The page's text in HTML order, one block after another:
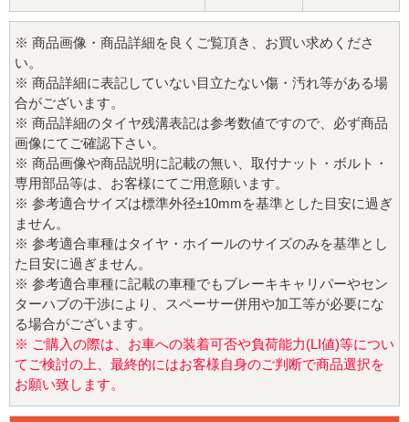
※ 商品画像・商品詳細を良くご覧頂き、お買い求めくださ
い。
※ 商品詳細に表記していない目立たない傷・汚れ等がある場
合がございます。
※ 商品詳細のタイヤ残溝表記は参考数値ですので、必ず商品
画像にてご確認下さい。
※ 商品画像や商品説明に記載の無い、取付ナット・ボルト・
専用部品等は、お客様にてご用意願います。
※ 参考適合サイズは標準外径±10mmを基準とした目安に過ぎ
ません。
※ 参考適合車種はタイヤ・ホイールのサイズのみを基準とし
た目安に過ぎません。
※ 参考適合車種に記載の車種でもブレーキキャリパーやセン
ターハブの干渉により、スペーサー併用や加工等が必要にな
る場合がございます。
※ ご購入の際は、お車への装着可否や負荷能力(LI値)等につい
てご検討の上、最終的にはお客様自身のご判断で商品選択を
お願い致します。